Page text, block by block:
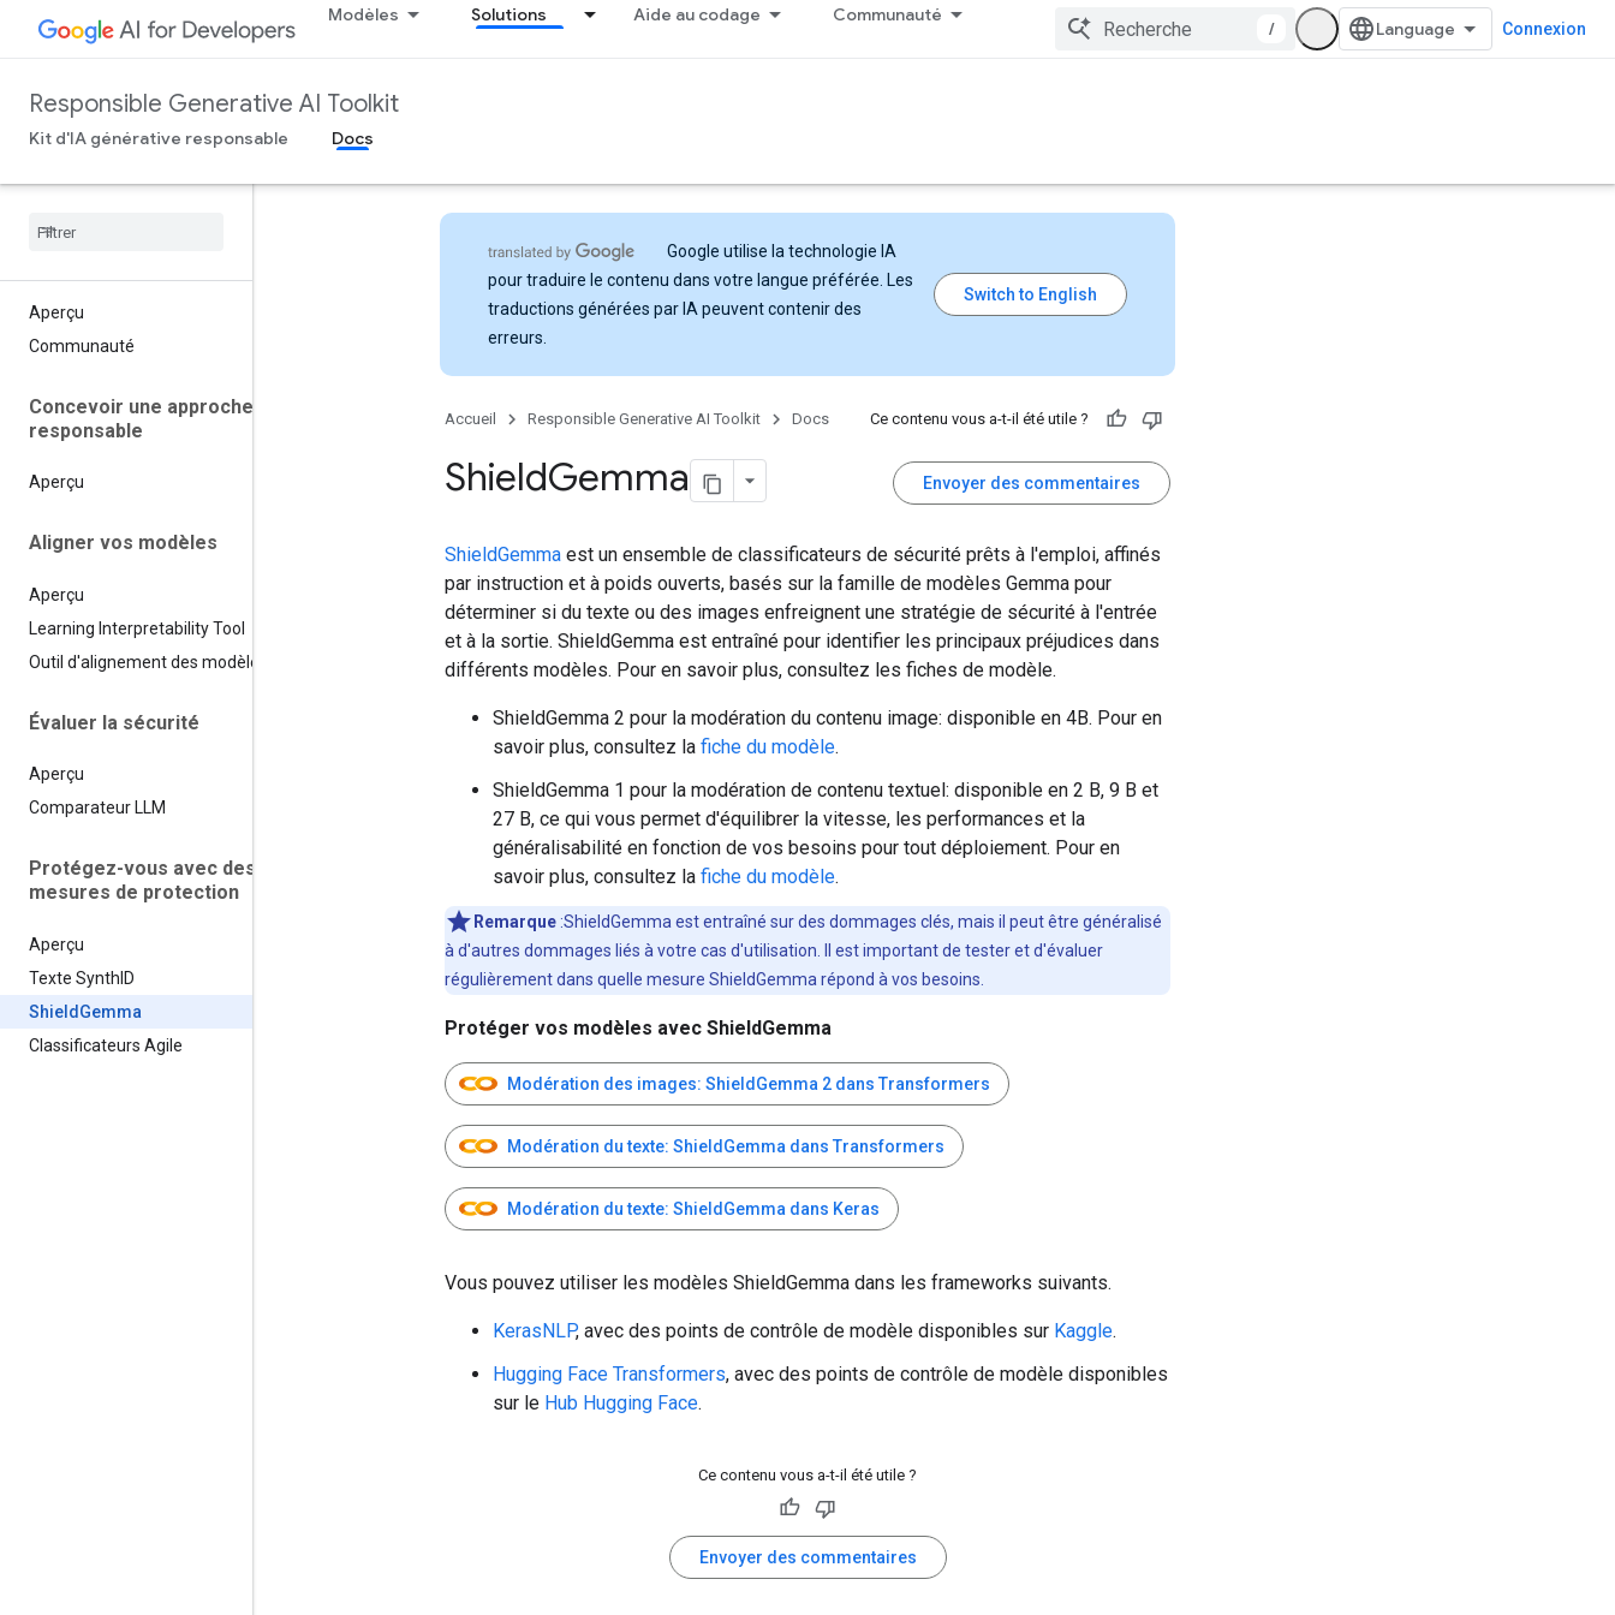
Modèles Solutions Aide au codage Communauté
/ Connexion
Responsible Generative AI Toolkit
Kit d'IA générative responsable Docs
Aperçu
Communauté
Concevoir une approche
responsable
Aperçu
Aligner vos modèles
Aperçu
Learning Interpretability Tool
Outil d'alignement des modèles
Évaluer la sécurité
Aperçu
Comparateur LLM
Protégez-vous avec des
mesures de protection
Aperçu
Texte SynthID
ShieldGemma
Classificateurs Agile
Google utilise la technologie IA
pour traduire le contenu dans votre langue préférée. Les
traductions générées par IA peuvent contenir des
erreurs.
Accueil Responsible Generative AI Toolkit Docs Ce contenu vous a-t-il été utile ?
Envoyer des commentaires
ShieldGemma
ShieldGemma est un ensemble de classificateurs de sécurité prêts à l'emploi, affinés
par instruction et à poids ouverts, basés sur la famille de modèles Gemma pour
déterminer si du texte ou des images enfreignent une stratégie de sécurité à l'entrée
et à la sortie. ShieldGemma est entraîné pour identifier les principaux préjudices dans
différents modèles. Pour en savoir plus, consultez les fiches de modèle.
ShieldGemma 2 pour la modération du contenu image: disponible en 4B. Pour en
savoir plus, consultez la fiche du modèle.
ShieldGemma 1 pour la modération de contenu textuel: disponible en 2 B, 9 B et
27 B, ce qui vous permet d'équilibrer la vitesse, les performances et la
généralisabilité en fonction de vos besoins pour tout déploiement. Pour en
savoir plus, consultez la fiche du modèle.
Remarque :ShieldGemma est entraîné sur des dommages clés, mais il peut être généralisé
à d'autres dommages liés à votre cas d'utilisation. Il est important de tester et d'évaluer
régulièrement dans quelle mesure ShieldGemma répond à vos besoins.
Protéger vos modèles avec ShieldGemma
Modération des images: ShieldGemma 2 dans Transformers
Modération du texte: ShieldGemma dans Transformers
Modération du texte: ShieldGemma dans Keras
Vous pouvez utiliser les modèles ShieldGemma dans les frameworks suivants.
KerasNLP, avec des points de contrôle de modèle disponibles sur Kaggle.
Hugging Face Transformers, avec des points de contrôle de modèle disponibles
sur le Hub Hugging Face.
Ce contenu vous a-t-il été utile ?
Envoyer des commentaires